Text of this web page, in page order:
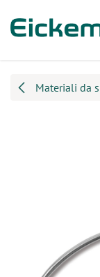
Materiali da